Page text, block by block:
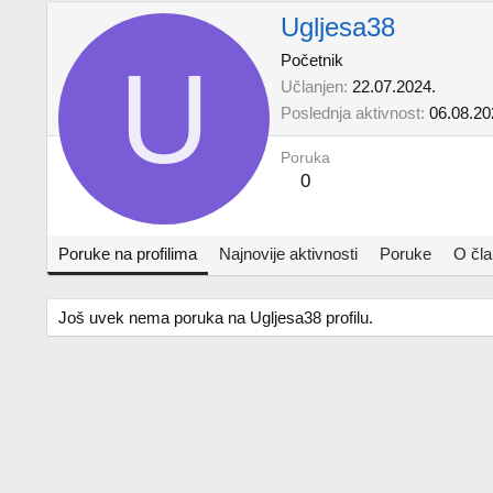
U
Ugljesa38
Početnik
Učlanjen 22.07.2024.
Poslednja aktivnost
Poruka
0
Poruke na profilima Najnovije aktivnosti Poruke O
Još uvek nema poruka na Ugljesa38 profilu.